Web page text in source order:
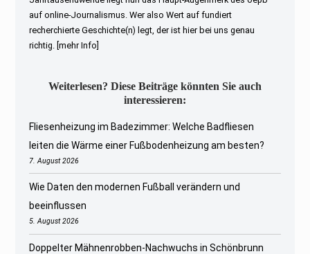
auf online-Journalismus. Wer also Wert auf fundiert
recherchierte Geschichte(n) legt, der ist hier bei uns genau
richtig.
[mehr Info]
Weiterlesen? Diese Beiträge könnten Sie auch
interessieren:
Fliesenheizung im Badezimmer: Welche Badfliesen
leiten die Wärme einer Fußbodenheizung am besten?
7. August 2026
Wie Daten den modernen Fußball verändern und
beeinflussen
5. August 2026
Doppelter Mähnenrobben-Nachwuchs in Schönbrunn